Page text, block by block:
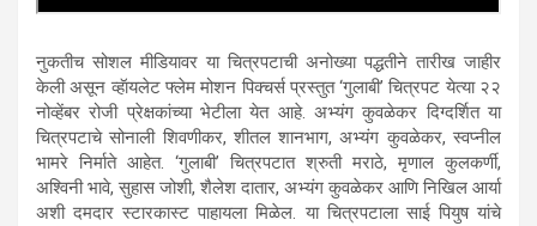
नुकतीच सोशल मीडियावर या चित्रपटाची अनोख्या पद्धतीने तारीख जाहीर
केली असून व्हॅायलेट फ्लेम मोशन पिक्चर्स प्रस्तुत ‘गुलाबी’ चित्रपट येत्या २२
नोव्हेंबर रोजी प्रेक्षकांच्या भेटीला येत आहे. अभ्यंग कुवळेकर दिग्दर्शित या
चित्रपटाचे सोनाली शिवणीकर, शीतल शानभाग, अभ्यंग कुवळेकर, स्वप्नील
भामरे निर्माते आहेत. ‘गुलाबी’ चित्रपटात श्रुती मराठे, मृणाल कुलकर्णी,
अश्विनी भावे, सुहास जोशी, शैलेश दातार, अभ्यंग कुवळेकर आणि निखिल आर्या
अशी दमदार स्टारकास्ट पाहायला मिळेल. या चित्रपटाला साई पियुष यांचे